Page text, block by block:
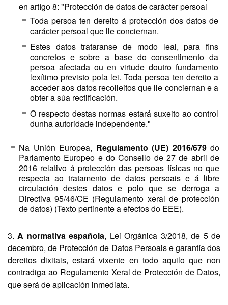
en artígo 8: "Protección de datos de carácter persoal
Toda persoa ten dereito á protección dos datos de
carácter persoal que lle conciernan.
Estes datos trataranse de modo leal, para fins
concretos e sobre a base do consentimento da
persoa afectada ou en virtude doutro fundamento
lexítimo previsto pola lei. Toda persoa ten dereito a
acceder aos datos recolleitos que lle conciernan e a
obter a súa rectificación.
O respecto destas normas estará suxeito ao control
dunha autoridade independente."
Na Unión Europea, Regulamento (UE) 2016/679do
Parlamento Europeo e do Consello de 27 de abril de
2016 relativo á protección das persoas físicas no que
respecta ao tratamento de datos persoais e á libre
circulación destes datos e polo que se derroga a
Directiva 95/46/CE (Regulamento xeral de protección
de datos) (Texto pertinente a efectos do EEE).
3.A normativa española, Lei Orgánica 3/2018, de 5 de
decembro, de Protección de Datos Persoais e garantía dos
dereitos dixitais, estará vixente en todo aquilo que non
contradiga ao Regulamento Xeral de Protección de Datos,
que será de aplicación inmediata.